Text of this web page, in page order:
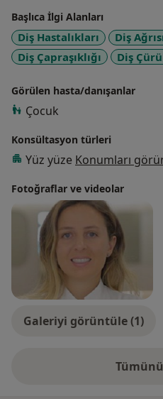
Başlıca İlgi Alanları
Diş Hastalıkları Diş
Diş Çapraşıklığı
Diş
Görülen hasta/danışanlar
Çocuk
Konsültasyon türleri
Yüz yüze Konumları
Fotoğraflar ve videolar
Galeriyi görüntüle (1)